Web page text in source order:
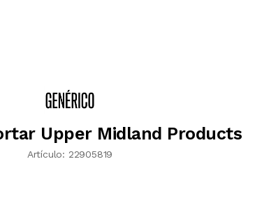
Upper Midland Products
Artículo: 22905819